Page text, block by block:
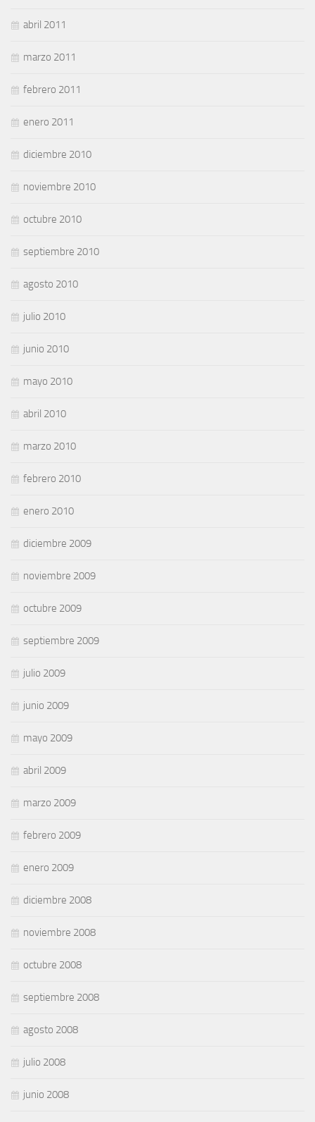
abril 2011
marzo 2011
febrero 2011
enero 2011
diciembre 2010
noviembre 2010
octubre 2010
septiembre 2010
agosto 2010
julio 2010
junio 2010
mayo 2010
abril 2010
marzo 2010
febrero 2010
enero 2010
diciembre 2009
noviembre 2009
octubre 2009
septiembre 2009
julio 2009
junio 2009
mayo 2009
abril 2009
marzo 2009
febrero 2009
enero 2009
diciembre 2008
noviembre 2008
octubre 2008
septiembre 2008
agosto 2008
julio 2008
junio 2008